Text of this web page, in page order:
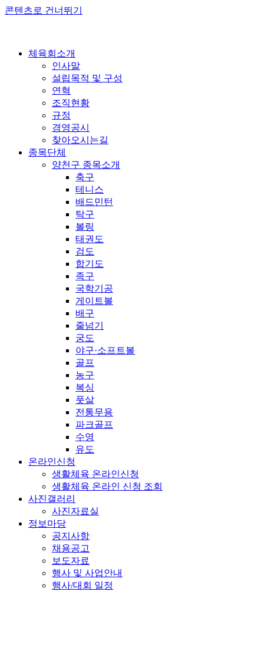
콘텐츠로 건너뛰기
체육회소개
인사말
설립목적 및 구성
연혁
조직현황
규정
경영공시
찾아오시는길
종목단체
양천구 종목소개
축구
테니스
배드민턴
탁구
볼링
태권도
검도
합기도
족구
국학기공
게이트볼
배구
줄넘기
궁도
야구·소프트볼
골프
농구
복싱
풋살
전통무용
파크골프
수영
유도
온라인신청
생활체육 온라인신청
생활체육 온라인 신청 조회
사진갤러리
사진자료실
정보마당
공지사항
채용공고
보도자료
행사 및 사업안내
행사/대회 일정